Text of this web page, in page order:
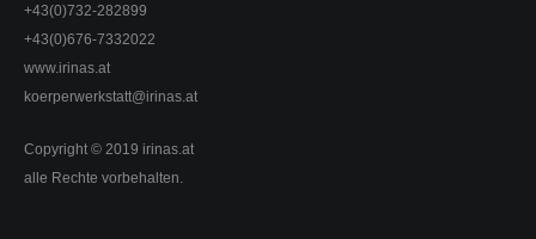
+43(0)732-282899
+43(0)676-7332022
www.irinas.at
koerperwerkstatt@irinas.at
Copyright © 2019 irinas.at
alle Rechte vorbehalten.